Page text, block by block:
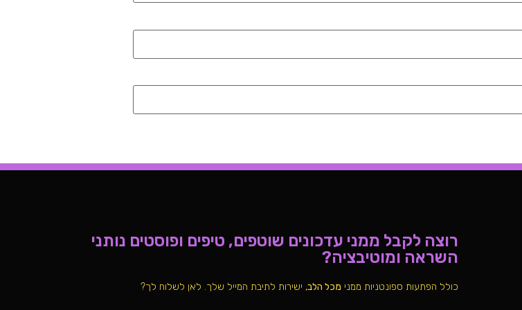
רוצה לקבל ממני עדכונים שוטפים, טיפים ופוסטים נותני
השראה ומוטיבציה?
כולל הפתעות ספונטניות ממני מכל הלב, ישירות לתיבת המייל שלך. לאן לשלוח לך?